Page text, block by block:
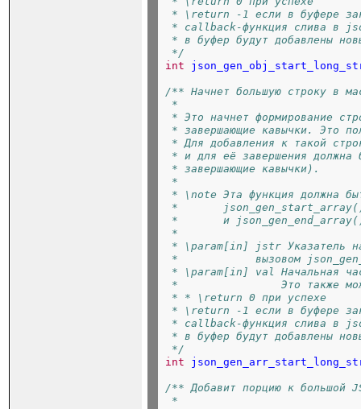
* \return -1 если в буфере
* callback-функция слива в
* в буфер будут добавлены
*/
int
/** Начнет большую строку в
*
* Это начнет формирование
* завершающие кавычки. Это
* Для добавления к такой
* и для её завершения
* завершающие кавычки).
*
* \note Эта функция должна
*
*       и
*
* \param[in] jstr Указатель на
*            вызовом
* \param[in] val Начальная
*                Это также
* * \return 0 при успехе
* \return -1 если в буфере
* callback-функция слива в
* в буфер будут добавлены
*/
int
/** Добавит порцию к большой
*